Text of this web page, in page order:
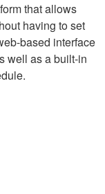
that allows
having to set
based interface
well as a built-in